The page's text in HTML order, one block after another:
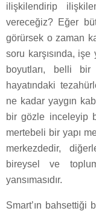
ilişkilendirip
vereceğiz? Eğer
görürsek o zaman
soru karşısında,
boyutları, belli
hayatındaki
ne kadar yaygın
bir gözle inceleyip
mertebeli bir yapı
merkezdedir,
bireysel ve
yansımasıdır.
Smart’ın